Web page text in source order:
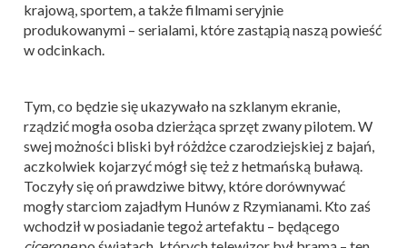
krajową, sportem, a także filmami seryjnie
produkowanymi – serialami, które zastąpią naszą powieść
w odcinkach.
Tym, co będzie się ukazywało na szklanym ekranie,
rządzić mogła osoba dzierżąca sprzęt zwany pilotem. W
swej możności bliski był różdżce czarodziejskiej z bajań,
aczkolwiek kojarzyć mógł się też z hetmańską buławą.
Toczyły się oń prawdziwe bitwy, które dorównywać
mogły starciom zajadłym Hunów z Rzymianami. Kto zaś
wchodził w posiadanie tegoż artefaktu – będącego